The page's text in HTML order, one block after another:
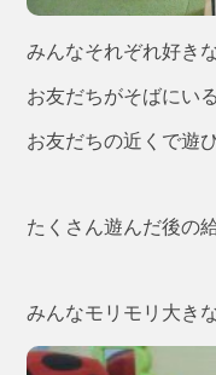
みんなそれぞれ好き
お友だちがそばにい
お友だちの近くで遊
たくさん遊んだ後の
みんなモリモリ大き